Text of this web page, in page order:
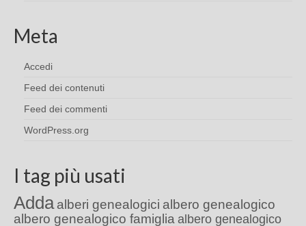
Meta
Accedi
Feed dei contenuti
Feed dei commenti
WordPress.org
I tag più usati
Adda alberi genealogici albero genealogico
albero genealogico famiglia albero genealogico